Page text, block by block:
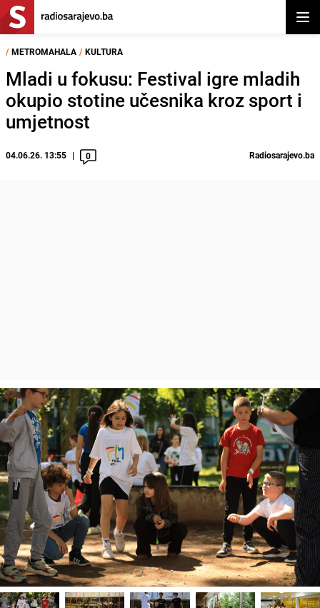
/ METROMAHALA / KULTURA
Mladi u fokusu: Festival igre mladih
okupio stotine učesnika kroz sport i
umjetnost
04.06.26. 13:55 0 Radiosarajevo.ba